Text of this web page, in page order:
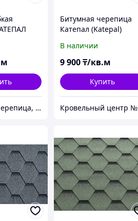
-
№1 гибкая черепица, композитная черепица из Европы, по лучшим ценам в Алматы
Битумная черепица
Катепал (Katepal)
золото
В наличии
9 900₸/кв.м
Купить